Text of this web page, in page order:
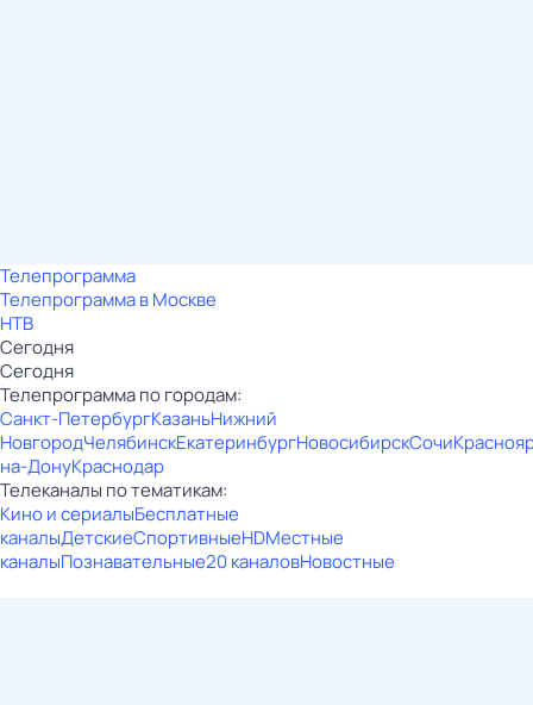
Телепрограмма
Телепрограмма в Москве
НТВ
Сегодня
Сегодня
Телепрограмма по городам:
Санкт-ПетербургКазаньНижний
НовгородЧелябинскЕкатеринбургНовосибирскСочи
на-ДонуКраснодар
Телеканалы по тематикам:
Кино и сериалыБесплатные
каналыДетскиеСпортивныеHDМестные
каналыПознавательные20 каналовНовостные